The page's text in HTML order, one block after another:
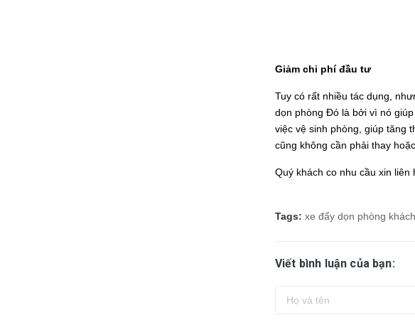
Giảm chi phí đầu tư
Tuy có rất nhiều tác dụng,
dọn phòng Đó là bởi vì nó
việc vệ sinh phòng, giúp tăng
cũng không cần phải thay
Quý khách co nhu cầu xin
Tags: xe đẩy dọn phòng
Viết bình luận của bạn: